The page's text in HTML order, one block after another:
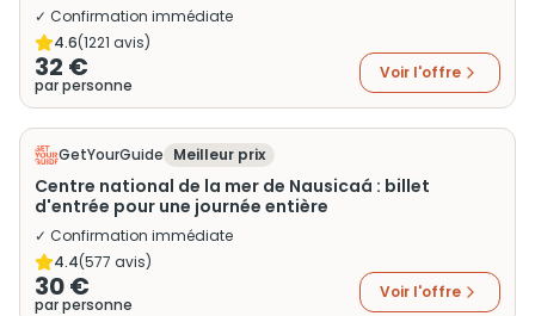
✓ Confirmation immédiate
4.6(1221 avis)
32 €
par personne
Voir l'offre
GetYourGuide Meilleur prix
Centre national de la mer de Nausicaá : billet
d'entrée pour une journée entière
✓ Confirmation immédiate
4.4(577 avis)
30 €
par personne
Voir l'offre